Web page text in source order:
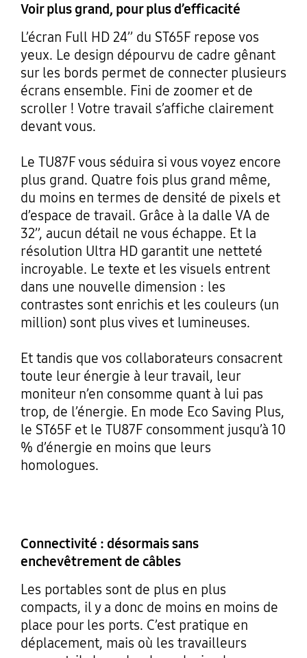
Voir plus grand, pour plus d’efficacité
L’écran Full HD 24’’ du ST65F repose vos
yeux. Le design dépourvu de cadre gênant
sur les bords permet de connecter plusieurs
écrans ensemble. Fini de zoomer et de
scroller ! Votre travail s’affiche clairement
devant vous.
Le TU87F vous séduira si vous voyez encore
plus grand. Quatre fois plus grand même,
du moins en termes de densité de pixels et
d’espace de travail. Grâce à la dalle VA de
32’’, aucun détail ne vous échappe. Et la
résolution Ultra HD garantit une netteté
incroyable. Le texte et les visuels entrent
dans une nouvelle dimension : les
contrastes sont enrichis et les couleurs (un
million) sont plus vives et lumineuses.
Et tandis que vos collaborateurs consacrent
toute leur énergie à leur travail, leur
moniteur n’en consomme quant à lui pas
trop, de l’énergie. En mode Eco Saving Plus,
le ST65F et le TU87F consomment jusqu’à 10
% d’énergie en moins que leurs
homologues.
Connectivité : désormais sans
enchevêtrement de câbles
Les portables sont de plus en plus
compacts, il y a donc de moins en moins de
place pour les ports. C’est pratique en
déplacement, mais où les travailleurs